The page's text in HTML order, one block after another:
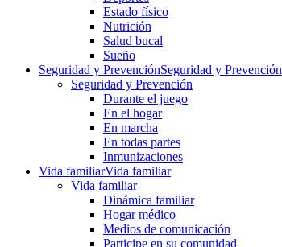
Estado físico
Nutrición
Salud bucal
Sueño
Seguridad y PrevenciónSeguridad y Prevención
Seguridad y Prevención
Durante el juego
En el hogar
En marcha
En todas partes
Inmunizaciones
Vida familiarVida familiar
Vida familiar
Dinámica familiar
Hogar médico
Medios de comunicación
Participe en su comunidad